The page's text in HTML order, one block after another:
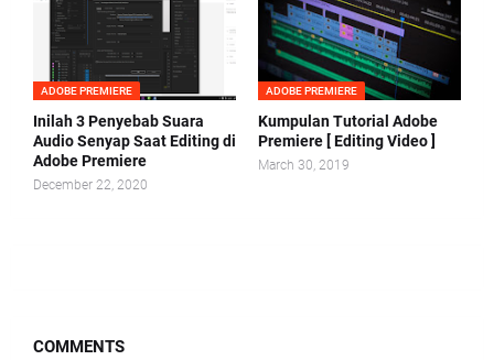
ADOBE PREMIERE
Inilah 3 Penyebab Suara
Audio Senyap Saat Editing di
Adobe Premiere
December 22, 2020
ADOBE PREMIERE
Kumpulan Tutorial Adobe
Premiere [ Editing Video ]
March 30, 2019
COMMENTS